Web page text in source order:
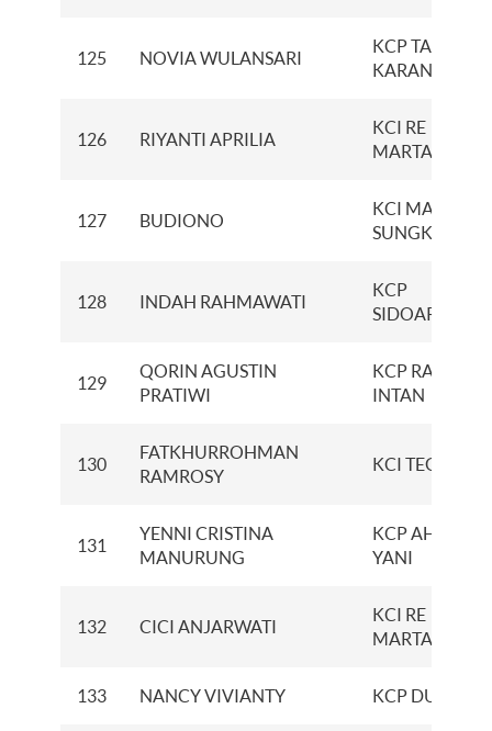
125 NOVIA WULANSARI
KCP TANJUNG
KARANG
126 RIYANTI APRILIA
KCI RE
127 BUDIONO
KCI MAYJEN
SUNGKONO
128 INDAH RAHMAWATI
KCP
SIDOARDJO
129
QORIN AGUSTIN
PRATIWI
KCP RADEN
INTAN
130
FATKHURROHMAN
RAMROSY
KCI TEGAL
131
YENNI CRISTINA
MANURUNG
KCP AHMAD
YANI
132 CICI ANJARWATI
KCI RE
133 NANCY VIVIANTY KCP DUMAI